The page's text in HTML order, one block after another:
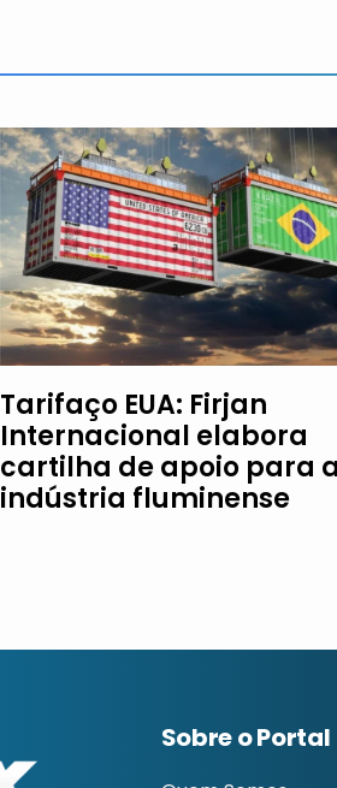
Tarifaço EUA: Firjan
Internacional elabora
cartilha de apoio para a
indústria fluminense
Sobre o Portal